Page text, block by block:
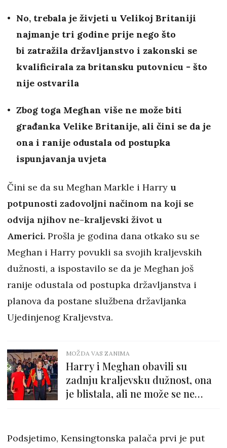
No, trebala je živjeti u Velikoj Britaniji
najmanje tri godine prije nego što
bi zatražila državljanstvo i zakonski se
kvalificirala za britansku putovnicu - što
nije ostvarila
Zbog toga Meghan više ne može biti
građanka Velike Britanije, ali čini se da je
ona i ranije odustala od postupka
ispunjavanja uvjeta
Čini se da su Meghan Markle i Harry u
potpunosti zadovoljni načinom na koji se
odvija njihov ne-kraljevski život u
Americi. Prošla je godina dana otkako su se
Meghan i Harry povukli sa svojih kraljevskih
dužnosti, a ispostavilo se da je Meghan još
ranije odustala od postupka državljanstva i
planova da postane službena državljanka
Ujedinjenog Kraljevstva.
MOŽDA VAS ZANIMA
Harry i Meghan obavili su
zadnju kraljevsku dužnost, ona
je blistala, ali ne može se ne
Podsjetimo, Kensingtonska palača prvi je put